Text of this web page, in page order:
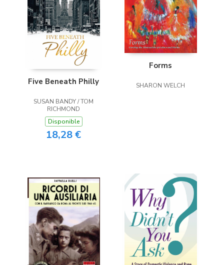
Five Beneath Philly
SUSAN BANDY / TOM
RICHMOND
Disponible
18,28 €
Forms
SHARON WELCH